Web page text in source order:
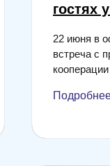
гостях
22 июня в
встреча с